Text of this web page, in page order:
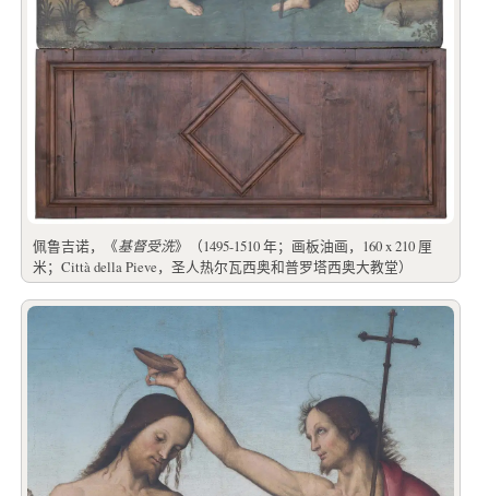
佩鲁吉诺，《基督受洗》（1495-1510 年；画板油画，160 x 210 厘
米；Città della Pieve，圣人热尔瓦西奥和普罗塔西奥大教堂）